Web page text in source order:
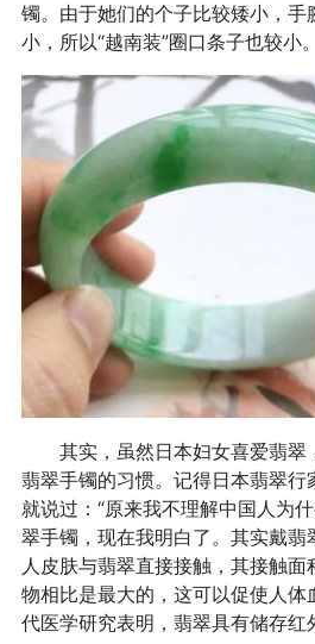
镯。由于她们的个子比较矮小，手
小，所以“越南装”圈口条子也较小。
其实，虽然日本妇女喜爱翡翠
翡翠手镯的习惯。记得日本翡翠行
就说过：“原来我不理解中国人为
翠手镯，现在我明白了。其实戴翡
人皮肤与翡翠直接接触，其接触面
物相比是最大的，这可以促使人体
代医学研究表明，翡翠具有储存红